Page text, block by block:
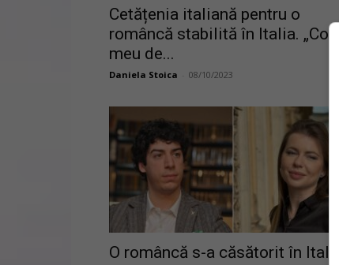
Cetățenia italiană pentru o
româncă stabilită în Italia.
meu de...
Daniela Stoica 08/10/2023
O româncă s-a căsătorit în Italia